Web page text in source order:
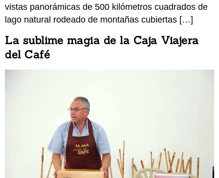
vistas panorámicas de 500 kilómetros cuadrados de
lago natural rodeado de montañas cubiertas […]
La sublime magia de la Caja Viajera
del Café